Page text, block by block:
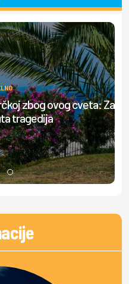
zbog ovog cveta: Za
tragedija